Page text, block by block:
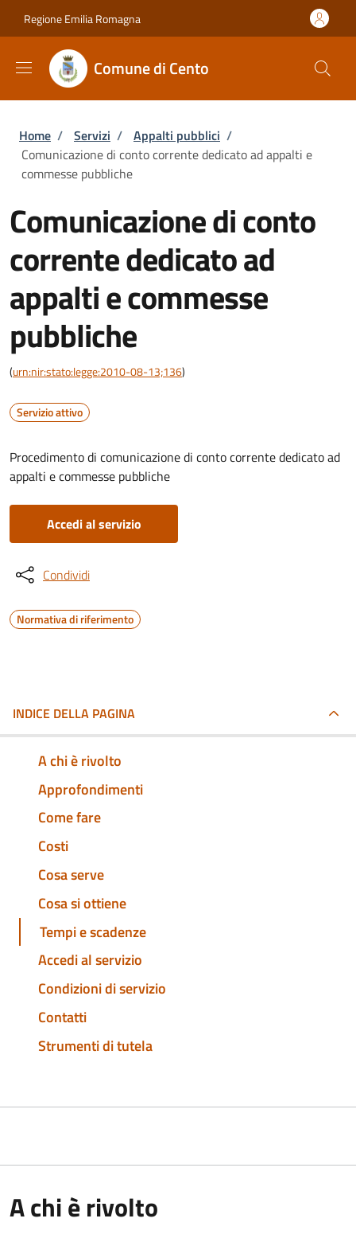
Regione Emilia Romagna
Comune di Cento
Briciole di pane
Home / Servizi / Appalti pubblici /
Comunicazione di conto corrente dedicato ad appalti e
commesse pubbliche
Comunicazione di conto
corrente dedicato ad
appalti e commesse
pubbliche
(urn:nir:stato:legge:2010-08-13;136)
Servizio attivo
Procedimento di comunicazione di conto corrente dedicato ad
appalti e commesse pubbliche
Accedi al servizio
Condividi
Normativa di riferimento
INDICE DELLA PAGINA
A chi è rivolto
Approfondimenti
Come fare
Costi
Cosa serve
Cosa si ottiene
Tempi e scadenze
Accedi al servizio
Condizioni di servizio
Contatti
Strumenti di tutela
A chi è rivolto